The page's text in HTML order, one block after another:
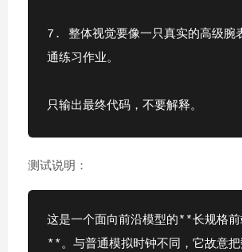
7. 整体视觉要像一只真实的高级腕
通练习作业。
只输出最终代码，不要解释。
测试说明：
这是一个面向前沿模型的**长规格前
**。与普通模拟时钟不同，它故意把